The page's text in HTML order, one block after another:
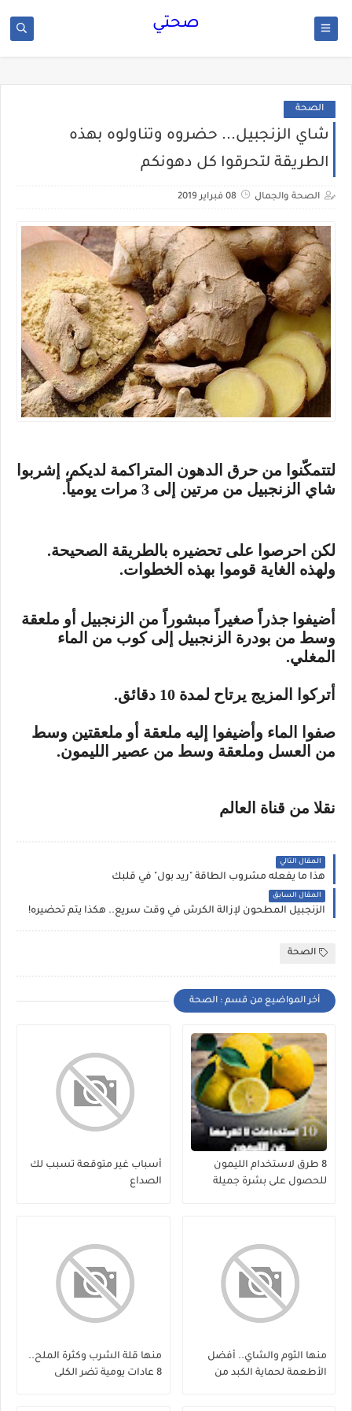
صحتي
الصحة
شاي الزنجبيل... حضروه وتناولوه بهذه
الطريقة لتحرقوا كل دهونكم
الصحة والجمال 08 فبراير 2019
لتتمكّنوا من حرق الدهون المتراكمة لديكم، إشربوا
شاي الزنجبيل من مرتين إلى 3 مرات يومياً.
لكن احرصوا على تحضيره بالطريقة الصحيحة.
ولهذه الغاية قوموا بهذه الخطوات.
أضيفوا جذراً صغيراً مبشوراً من الزنجبيل أو ملعقة
وسط من بودرة الزنجبيل إلى كوب من الماء
المغلي.
أتركوا المزيج يرتاح لمدة 10 دقائق.
صفوا الماء وأضيفوا إليه ملعقة أو ملعقتين وسط
من العسل وملعقة وسط من عصير الليمون.
نقلا من قناة العالم
المقال التالي
هذا ما يفعله مشروب الطاقة "ريد بول" في قلبك
المقال السابق
الزنجبيل المطحون لإزالة الكرش في وقت سريع.. هكذا يتم تحضيره!
الصحة
أخر المواضيع من قسم : الصحة
8 طرق لاستخدام الليمون
للحصول على بشرة جميلة
أسباب غير متوقعة تسبب لك
الصداع
منها الثوم والشاي.. أفضل
الأطعمة لحماية الكبد من
منها قلة الشرب وكثرة الملح..
8 عادات يومية تضر الكلى